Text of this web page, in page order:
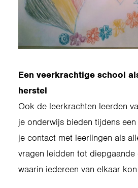
Een veerkrachtige school
herstel
Ook de leerkrachten leerden
je onderwijs bieden tijdens
je contact met leerlingen als
vragen leidden tot diepgaande
waarin iedereen van elkaar